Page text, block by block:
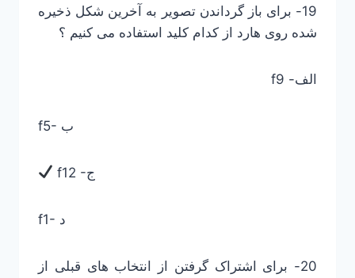
19- برای باز گرداندن تصویر به آخرین شکل ذخیره
شده روی هارد از کدام کلید استفاده می کنیم ؟
الف- f9
f5- ب
f12 -ج
f1- د
20- برای اشتراک گرفتن از انتخاب های قبلی از